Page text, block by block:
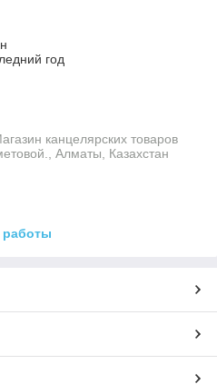
год
канцелярских товаров
Алматы, Казахстан
работы